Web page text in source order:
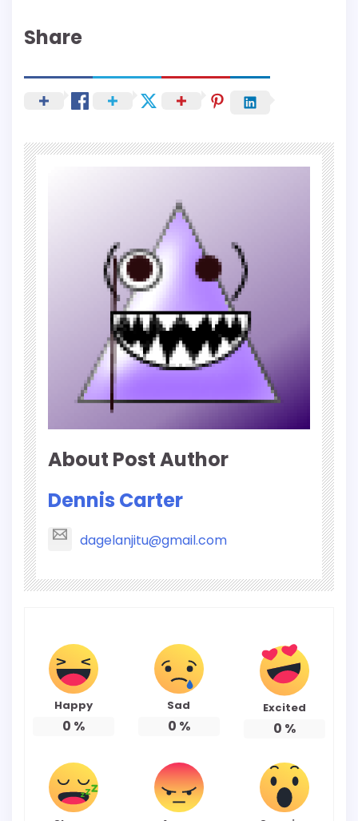
Share
About Post Author
Dennis Carter
dagelanjitu@gmail.com
Happy
0 %
Sad
0 %
Excited
0 %